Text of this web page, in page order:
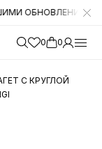
НА
0 0
С КРУГЛОЙ